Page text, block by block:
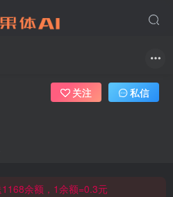
关注 私信
余额，1余额=0.3元